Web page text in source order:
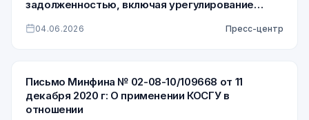
задолженностью, включая урегулирование
доходам»
04.06.2026 Пресс-центр
Письмо Минфина № 02-08-10/109668 от 11
декабря 2020 г: О применении КОСГУ в
отношении